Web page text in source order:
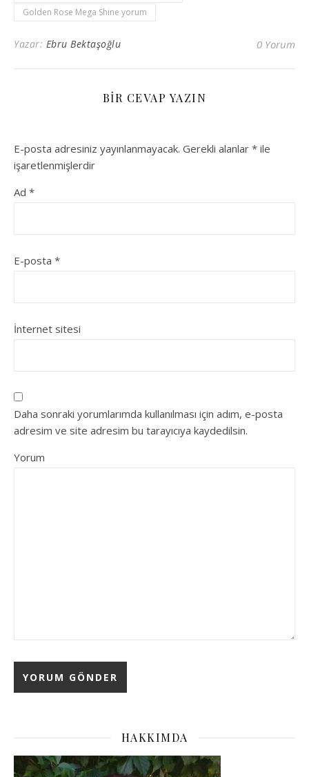
Golden Rose Mega Shine yorum
Yazar: Ebru Bektaşoğlu 0 Yorum
BIR CEVAP YAZIN
E-posta adresiniz yayınlanmayacak. Gerekli alanlar * ile
işaretlenmişlerdir
Ad *
E-posta *
İnternet sitesi
Daha sonraki yorumlarımda kullanılması için adım, e-posta
adresim ve site adresim bu tarayıcıya kaydedilsin.
Yorum
HAKKIMDA